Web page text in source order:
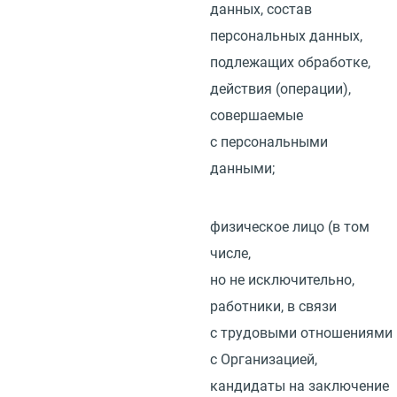
данных, состав
персональных данных,
подлежащих обработке,
действия (операции),
совершаемые
с персональными
данными;
физическое лицо (в том
числе,
но не исключительно,
работники, в связи
с трудовыми отношениями
с Организацией,
кандидаты на заключение